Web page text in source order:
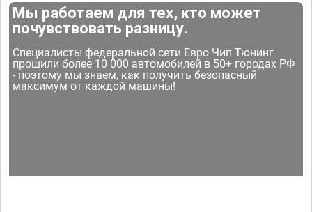
Мы работаем для тех, кто может
почувствовать разницу.
Специалисты федеральной сети Евро Чип Тюнинг
прошили более 10 000 автомобилей в 50+ городах РФ
- поэтому мы знаем, как получить безопасный
максимум от каждой машины!